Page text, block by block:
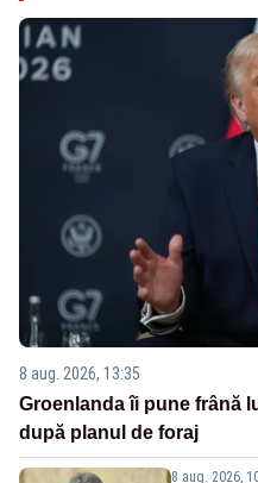
8 aug. 2026, 13:35
Groenlanda îi pune frână
după planul de foraj
8 aug. 2026,